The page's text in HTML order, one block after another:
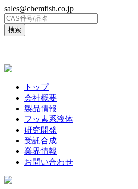
sales@chemfish.co.jp
トップ
会社概要
製品情報
フッ素系液体
研究開発
受託合成
業界情報
お問い合わせ